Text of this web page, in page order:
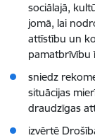
sociālajā,
jomā, lai
attīstību un
pamatbrīvību
sniedz
situācijas
draudzīgas
izvērtē